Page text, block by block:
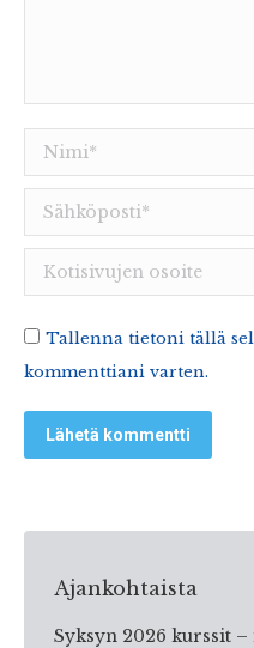
Nimi *
Sähköposti *
Kotisivujen osoite
Tallenna tietoni tällä
kommenttiani varten.
Lähetä kommentti
Ajankohtaista
Syksyn 2026 kurssit